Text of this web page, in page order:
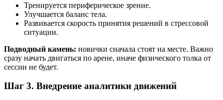
Тренируется периферическое зрение.
Улучшается баланс тела.
Развивается скорость принятия решений в стрессовой
ситуации.
Подводный камень: новички сначала стоят на месте. Важно
сразу начать двигаться по арене, иначе физического толка от
сессии не будет.
Шаг 3. Внедрение аналитики движений